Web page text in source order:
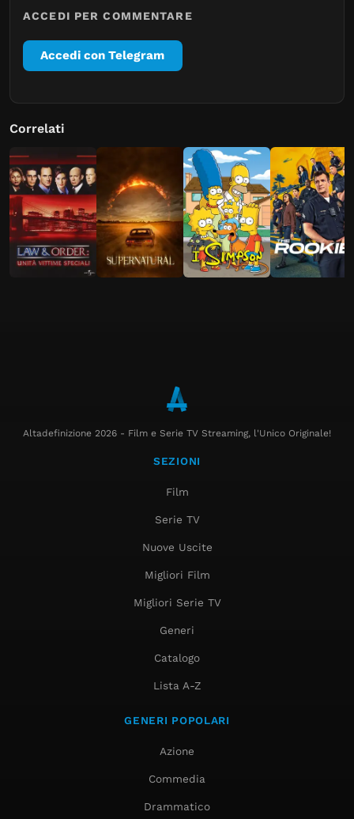
ACCEDI PER COMMENTARE
Accedi con Telegram
Correlati
Altadefinizione 2026 - Film e Serie TV Streaming, l'Unico Originale!
SEZIONI
Film
Serie TV
Nuove Uscite
Migliori Film
Migliori Serie TV
Generi
Catalogo
Lista A-Z
GENERI POPOLARI
Azione
Commedia
Drammatico